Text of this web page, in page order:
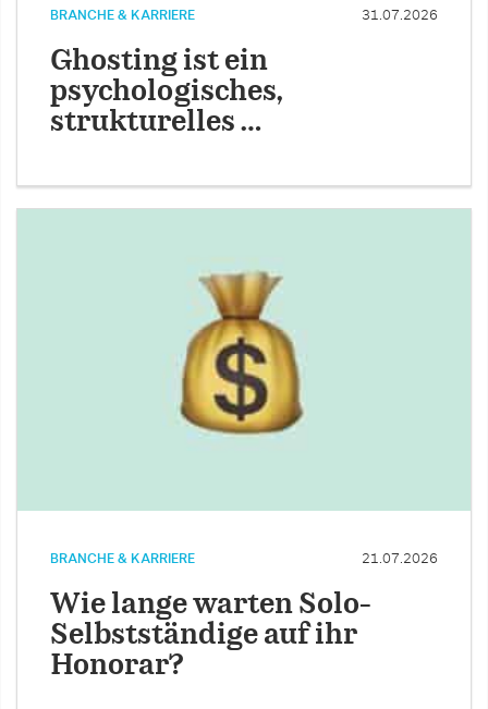
BRANCHE & KARRIERE 31.07.2026
Ghosting ist ein
psychologisches,
strukturelles …
BRANCHE & KARRIERE 21.07.2026
Wie lange warten Solo-
Selbstständige auf ihr
Honorar?